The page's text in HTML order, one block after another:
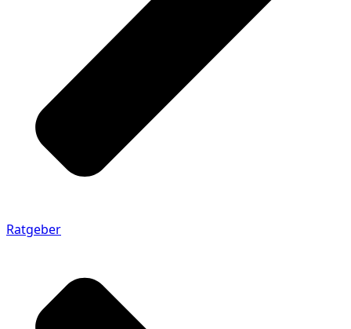
Ratgeber